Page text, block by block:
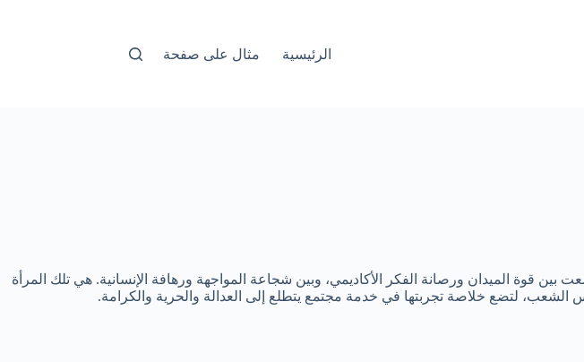
الرئيسية مثال على صفحة
الميدان ورصانة الفكر الأكاديمي، وبين شجاعة المواجهة ورهافة الإنسانية. هي تلك المرأة
الشعب، لتضع خلاصة تجربتها في خدمة مجتمع يتطلع إلى العدالة والحرية والكرامة.